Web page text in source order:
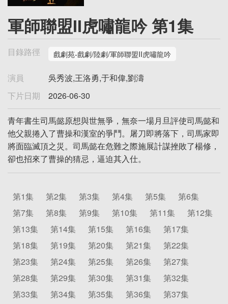
軍師聯盟II虎嘯龍吟 第1集
目錄路徑 戲劇苑-戲劇/陸劇/軍師聯盟II虎嘯龍吟
演員
吳秀波,王洛勇,于和偉,劉濤
下片日期
2026-06-30
青年書生司馬懿原想與世無爭，無奈一場月旦評使司馬懿和
他父親捲入了曹操和漢室的爭鬥。屠刀即將落下，司馬家即
將面臨滅頂之災。司馬懿在危難之際施展計謀挫敗了楊修，
卻也招來了曹操的猜忌，逼迫其入仕。
第1集 第2集 第3集 第4集 第5集
第6集
第7集
第8集 第9集 第10集 第11集
第12集
第13集
第14集 第15集 第16集
第17集
第18集
第19集 第20集 第21集
第22集
第23集
第24集 第25集 第26集
第27集
第28集
第29集 第30集 第31集
第32集
第33集
第34集 第35集 第36集
第37集